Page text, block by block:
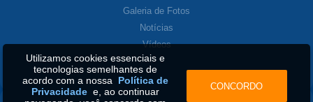
Galeria de Fotos
Notícias
Vídeos
Utilizamos cookies essenciais e
tecnologias semelhantes de
acordo com a nossa Política de
Privacidadee, ao continuar
CONCORDO